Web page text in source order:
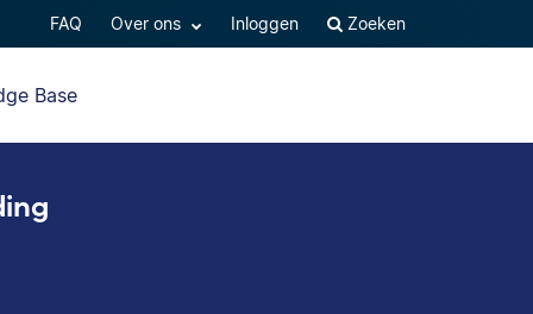
FAQ Over ons Inloggen Zoeken
Base